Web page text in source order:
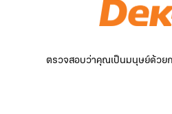
ตรวจสอบว่าคุณเป็นมนุษย์ด้วยก